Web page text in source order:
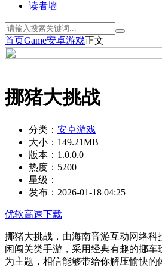
读者墙
首页Game安卓游戏正文
挪猪大挑战
分类： 安卓游戏
大小： 149.21MB
版本： 1.0.0.0
热度： 5200
星级：
发布： 2026-01-18 04:25
优软高速下载
挪猪大挑战，由海南音游互动网络科
闲闯关类手游，采用经典有趣的挪
为主题，相信能够带给你解压愉快